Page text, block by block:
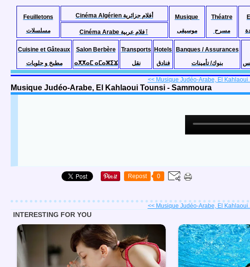
Feuilletons
مسلسلات
Cinéma Algérien أفلام جزائرية
Musique
موسيقى
Théatre
مسرح
Cinéma Arabe ٱفلام عربية
Cuisine et Gâteaux
مطبخ و حلويات
Salon Berbère
ⴰⵅⵅⴰⵎ ⴰⵎⴰⵣⵉⴴ
Transports
نقل
Hotels
فنادق
Banques / Assurances
بنوك/ تأمينات
<< Musique Judéo-Arabe, El
Musique Judéo-Arabe, El Kahlaoui Tounsi - Sammoura
Repost 0
<< Musique Judéo-Arabe, El